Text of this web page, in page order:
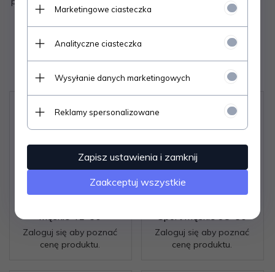
Polecamy
męskie 41-50
Zaloguj się aby poznać
cenę produktu.
Sport męskie 38-50
Zaloguj się aby poznać
cenę produktu.
Marketingowe ciasteczka
Analityczne ciasteczka
Wysyłanie danych marketingowych
Reklamy spersonalizowane
Zapisz ustawienia i zamknij
Zaakceptuj wszystkie